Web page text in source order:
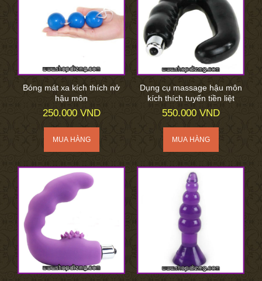
Bóng mát xa kích thích nở
hậu môn
250.000 VND
Dụng cụ massage hậu môn
kích thích tuyến tiền liệt
550.000 VND